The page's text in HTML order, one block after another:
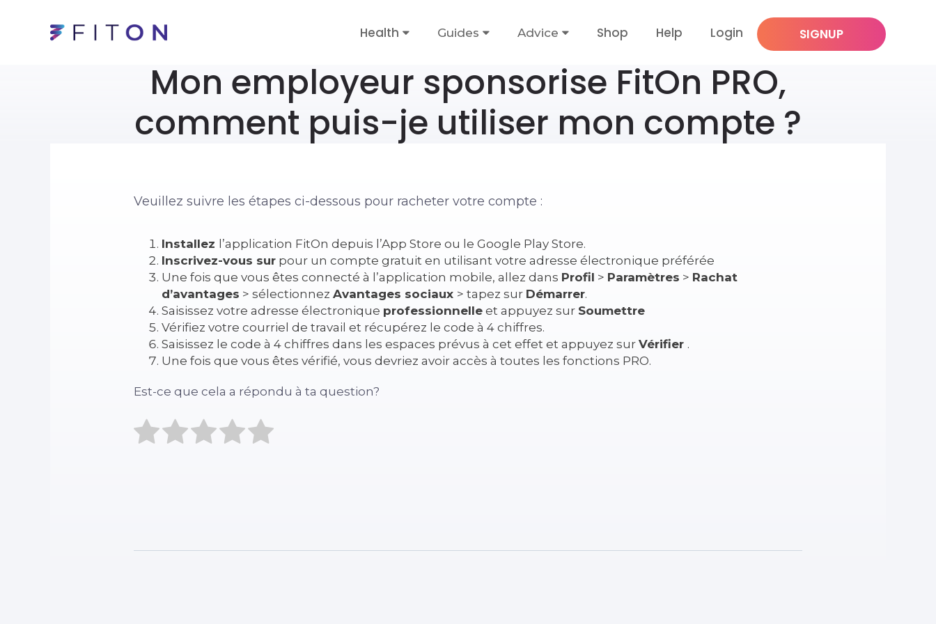
Health Guides Advice Shop Help Login SIGNUP
Mon employeur sponsorise FitOn PRO,
comment puis-je utiliser mon compte ?
Veuillez suivre les étapes ci-dessous pour racheter votre compte :
Installez l’application FitOn depuis l’App Store ou le Google Play Store.
Inscrivez-vous sur pour un compte gratuit en utilisant votre adresse électronique préférée
Une fois que vous êtes connecté à l’application mobile, allez dans Profil > Paramètres > Rachat
d’avantages > sélectionnez Avantages sociaux > tapez sur Démarrer.
Saisissez votre adresse électronique professionnelle et appuyez sur Soumettre
Vérifiez votre courriel de travail et récupérez le code à 4 chiffres.
Saisissez le code à 4 chiffres dans les espaces prévus à cet effet et appuyez sur Vérifier .
Une fois que vous êtes vérifié, vous devriez avoir accès à toutes les fonctions PRO.
Est-ce que cela a répondu à ta question?